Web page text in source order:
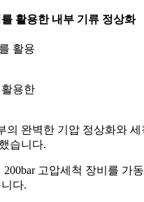
활용한 내부 기류 정상화
용한
의 완벽한 기압 정상화와 세
습니다.
고압세척 장비를 가
다.